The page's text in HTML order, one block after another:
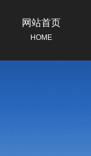
网站首页
HOME